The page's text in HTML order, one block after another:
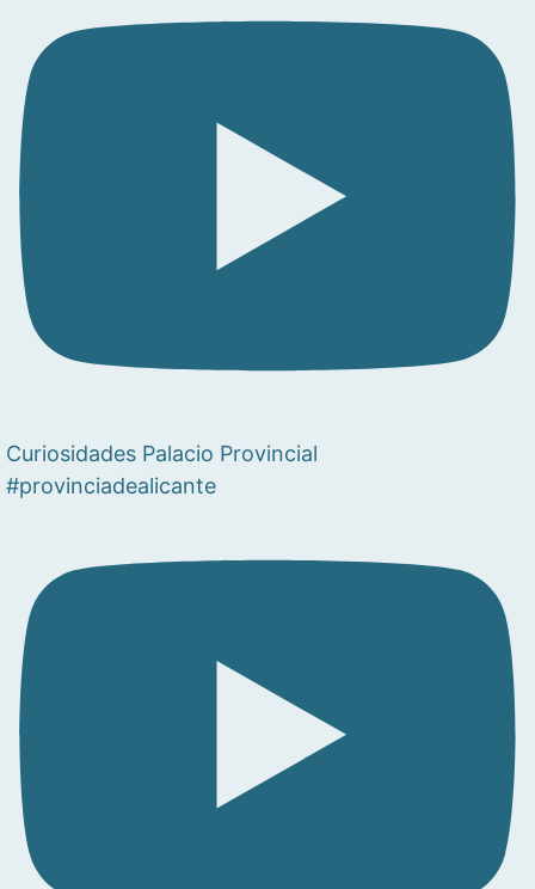
Curiosidades Palacio Provincial
#provinciadealicante